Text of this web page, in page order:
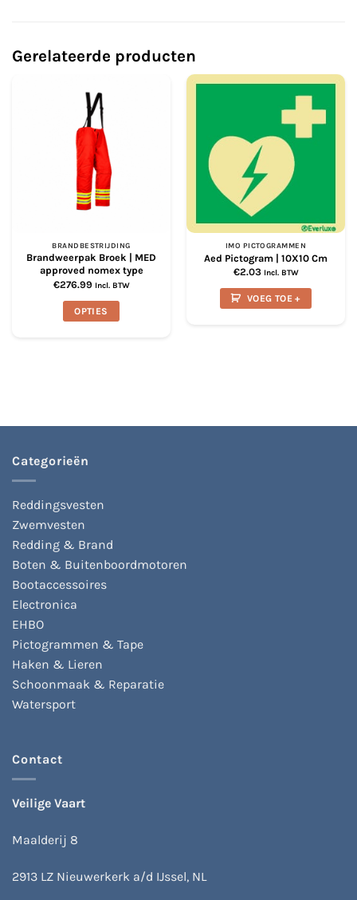
Gerelateerde producten
BRANDBESTRIJDING
Brandweerpak Broek | MED
approved nomex type
€276.99 Incl. BTW
OPTIES
optie
de
IMO PICTOGRAMMEN
Aed Pictogram | 10X10 Cm
€2.03 Incl. BTW
VOEG TOE +
Categorieën
Reddingsvesten
Zwemvesten
Redding & Brand
Boten & Buitenboordmotoren
Bootaccessoires
Electronica
EHBO
Pictogrammen & Tape
Haken & Lieren
Schoonmaak & Reparatie
Watersport
Contact
Veilige Vaart
Maalderij 8
2913 LZ Nieuwerkerk a/d IJssel, NL